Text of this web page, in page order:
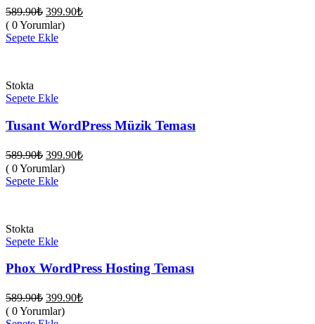
589.90₺ Orijinal
fiyat:
589.90₺.
399.90₺Şu
( 0 Yorumlar)
Sepete Ekle
Stokta
Sepete Ekle
Tusant WordPress Müzik Teması
589.90₺ Orijinal
fiyat:
589.90₺.
399.90₺Şu
( 0 Yorumlar)
Sepete Ekle
Stokta
Sepete Ekle
Phox WordPress Hosting Teması
589.90₺ Orijinal
fiyat:
399.90₺Şu
( 0 Yorumlar)